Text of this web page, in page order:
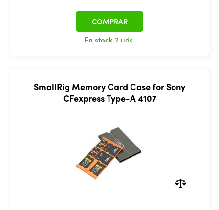
En stock2 uds.
COMPRAR
SmallRig Memory Card Case for Sony
CFexpress Type-A 4107